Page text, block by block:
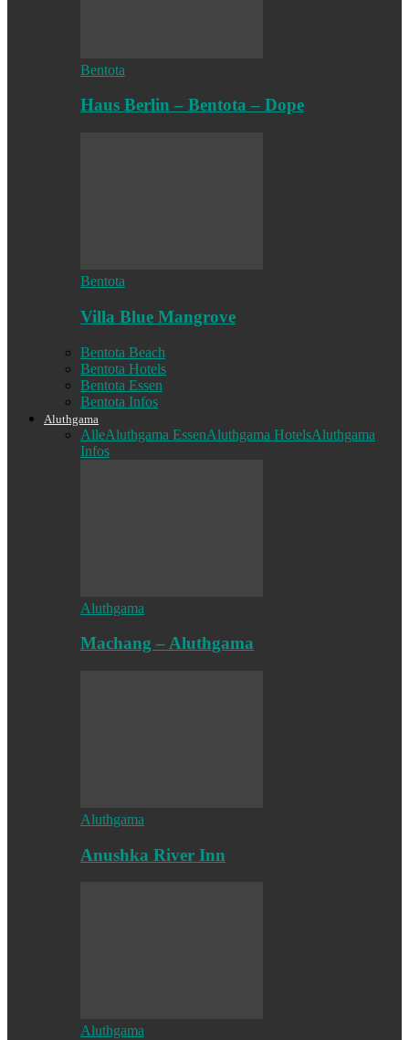
Bentota
Haus Berlin – Bentota – Dope
Bentota
Villa Blue Mangrove
Bentota Beach
Bentota Hotels
Bentota Essen
Bentota Infos
Aluthgama
AlleAluthgama EssenAluthgama HotelsAluthgama
Infos
Aluthgama
Machang – Aluthgama
Aluthgama
Anushka River Inn
Aluthgama